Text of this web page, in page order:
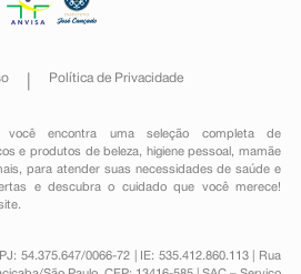
Política de Privacidade
você encontra uma seleção completa de
e produtos de beleza, higiene pessoal ,mamãe
para atender suas necessidades de saúde e
e descubra o cuidado que você merece!
54.375.647/0066-72 | IE: 535.412.860.113 | Rua